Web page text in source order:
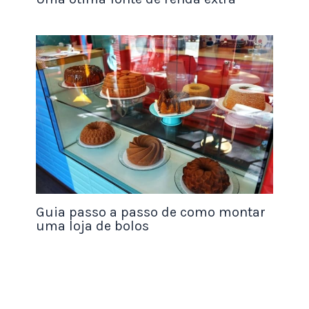
Guia passo a passo de como montar
uma loja de bolos